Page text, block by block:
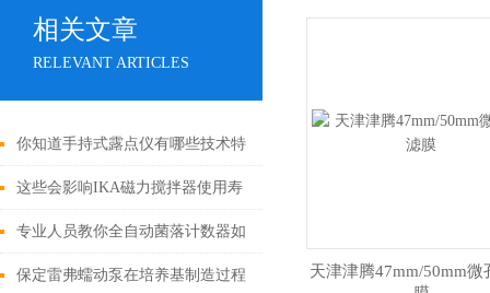
相关文章
RELEVANT ARTICLES
你知道手持式露点仪有哪些技术特
征吗
这些会影响IKA磁力搅拌器使用寿
命的因素您知道吗？
专业人员教你全自动菌落计数器如
何选择
保定雷弗蠕动泵在培养基制造过程
天津津腾47mm/50mm微